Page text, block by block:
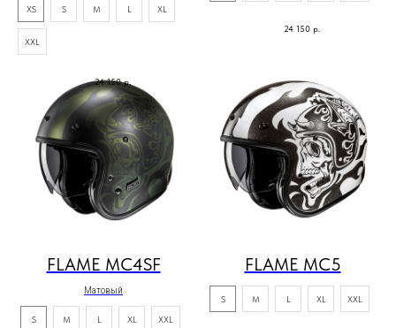
24 150 р.
XS S M L XL
XXL
24 150 р.
FLAME MC4SF
Матовый
S M L XL XXL
FLAME MC5
S M L XL XXL